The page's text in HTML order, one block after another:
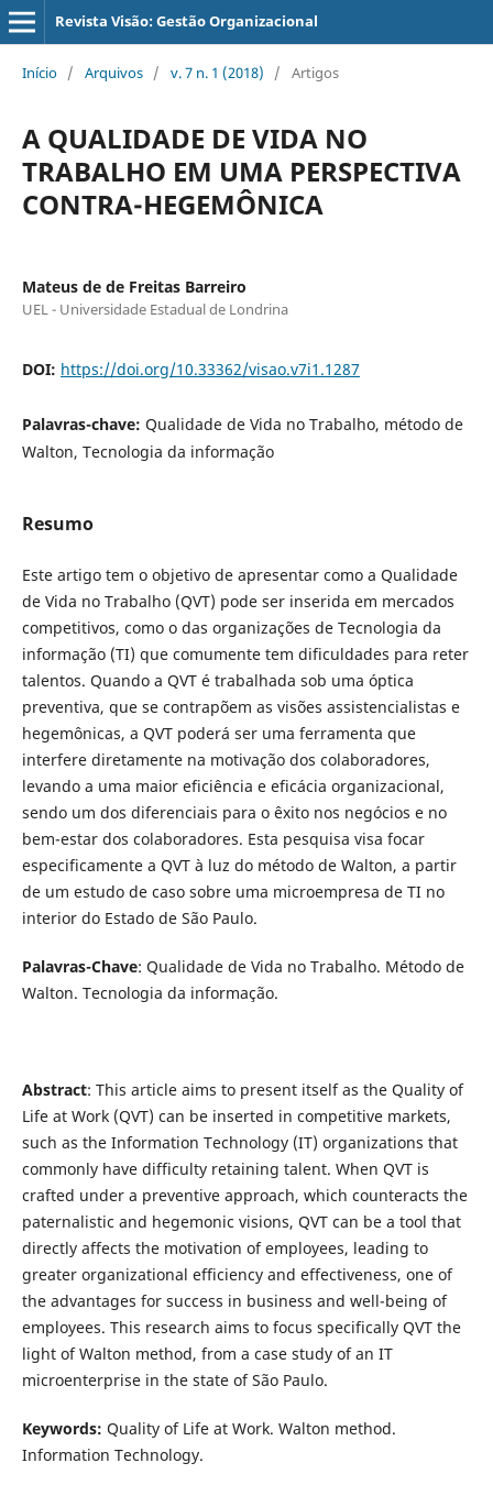
Revista Visão: Gestão Organizacional
Início / Arquivos / v. 7 n. 1 (2018) / Artigos
A QUALIDADE DE VIDA NO
TRABALHO EM UMA PERSPECTIVA
CONTRA-HEGEMÔNICA
Mateus de de Freitas Barreiro
UEL - Universidade Estadual de Londrina
DOI: https://doi.org/10.33362/visao.v7i1.1287
Palavras-chave: Qualidade de Vida no Trabalho, método de
Walton, Tecnologia da informação
Resumo
Este artigo tem o objetivo de apresentar como a Qualidade
de Vida no Trabalho (QVT) pode ser inserida em mercados
competitivos, como o das organizações de Tecnologia da
informação (TI) que comumente tem dificuldades para reter
talentos. Quando a QVT é trabalhada sob uma óptica
preventiva, que se contrapõem as visões assistencialistas e
hegemônicas, a QVT poderá ser uma ferramenta que
interfere diretamente na motivação dos colaboradores,
levando a uma maior eficiência e eficácia organizacional,
sendo um dos diferenciais para o êxito nos negócios e no
bem-estar dos colaboradores. Esta pesquisa visa focar
especificamente a QVT à luz do método de Walton, a partir
de um estudo de caso sobre uma microempresa de TI no
interior do Estado de São Paulo.
Palavras-Chave: Qualidade de Vida no Trabalho. Método de
Walton. Tecnologia da informação.
Abstract: This article aims to present itself as the Quality of
Life at Work (QVT) can be inserted in competitive markets,
such as the Information Technology (IT) organizations that
commonly have difficulty retaining talent. When QVT is
crafted under a preventive approach, which counteracts the
paternalistic and hegemonic visions, QVT can be a tool that
directly affects the motivation of employees, leading to
greater organizational efficiency and effectiveness, one of
the advantages for success in business and well-being of
employees. This research aims to focus specifically QVT the
light of Walton method, from a case study of an IT
microenterprise in the state of São Paulo.
Keywords: Quality of Life at Work. Walton method.
Information Technology.